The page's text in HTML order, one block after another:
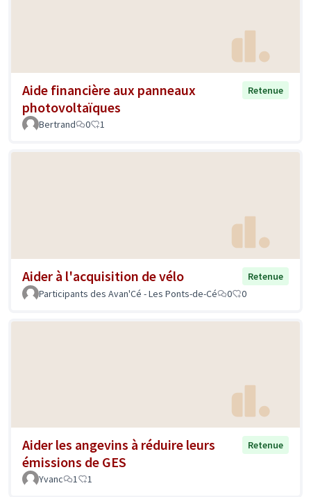
Aide financière aux panneaux
photovoltaïques
Retenue
Bertrand 0 1
Aider à l'acquisition de vélo
Retenue
Participants des Avan'Cé - Les Ponts-de-Cé
0 0
Aider les angevins à réduire leurs
émissions de GES
Retenue
Yvanc 1 1